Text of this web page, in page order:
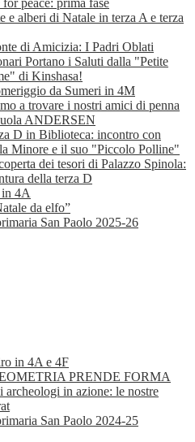
peace: prima fase
e alberi di Natale in terza A e terza
di Amicizia: I Padri Oblati
Portano i Saluti dalla "Petite
di Kinshasa!
da Sumeri in 4M
a trovare i nostri amici di penna
ANDERSEN
D in Biblioteca: incontro con
Minore e il suo "Piccolo Polline"
dei tesori di Palazzo Spinola:
della terza D
4A
da elfo”
San Paolo 2025-26
in 4A e 4F
PRENDE FORMA
archeologi in azione: le nostre
San Paolo 2024-25